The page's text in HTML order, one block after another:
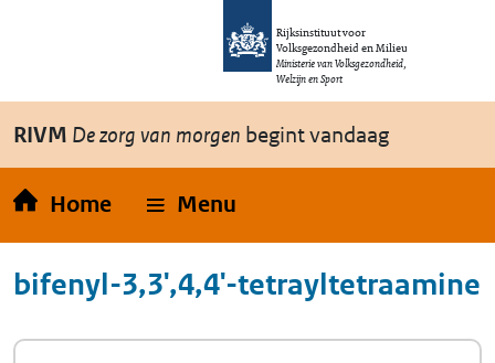
Overslaan en naar de inhoud gaan
Rijksinstituut voor
Volksgezondheid en Milieu
Ministerie van Volksgezondheid,
Welzijn en Sport
RIVM De zorg van morgen begint vandaag
Home Menu
bifenyl-3,3',4,4'-tetrayltetraamine